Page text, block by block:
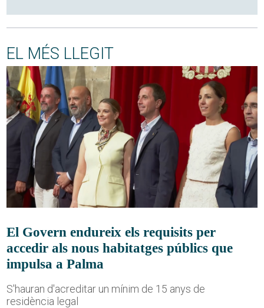
EL MÉS LLEGIT
El Govern endureix els requisits per
accedir als nous habitatges públics que
impulsa a Palma
S'hauran d'acreditar un mínim de 15 anys de
residència legal